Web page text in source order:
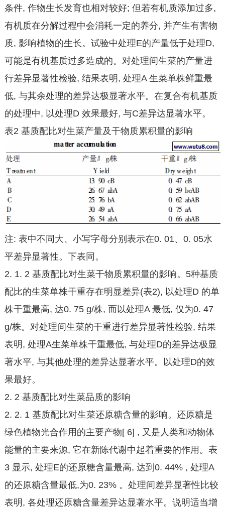
条件, 作物生长发育也相对较好; 但若有机质添加过多,
有机质在分解过程中会消耗一定的养分, 并产生有害物
质, 影响植物的生长。试验中处理E的产量低于处理D,
可能是有机基质过多造成的。对处理间生菜的产量进
行差异显著性检验, 结果表明, 处理A 生菜单株鲜重最
低, 与其余处理的差异达极显著水平。在复合有机基质
的处理中, 以处理D 效果最好, 与C差异达显著水平。
表2 基质配比对生菜产量及干物质累积量的影响
注: 表中不同大、小写字母分别表示在0. 01、0. 05水
平差异显著性。下表同。
2. 1. 2 基质配比对生菜干物质累积量的影响。5种基质
配比的生菜单株干重存在明显差异(表2), 以处理D 的单
株干重最高, 达0. 75 g/株, 而以处理A 最低, 仅为0. 47
g/株。对处理间生菜的干重进行差异显著性检验, 结果
表明, 处理A生菜单株干重最低, 与处理D的差异达极显
著水平, 与其他处理的差异达显著水平。以处理D的效
果最好。
2. 2 基质配比对生菜品质的影响
2. 2. 1 基质配比对生菜还原糖含量的影响。还原糖是
绿色植物光合作用的主要产物[ 6] , 又是人类和动物体
能量的主要来源, 它在新陈代谢中起着重要的作用。表
3 显示, 处理E的还原糖含量最高, 达到0. 44% , 处理A
的还原糖含量最低,为0. 23% 。处理间差异显著性比较
表明, 各处理还原糖含量差异达显著水平。说明适当增